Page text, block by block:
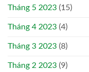
Tháng 5 2023 (15)
Tháng 4 2023 (4)
Tháng 3 2023 (8)
Tháng 2 2023 (9)